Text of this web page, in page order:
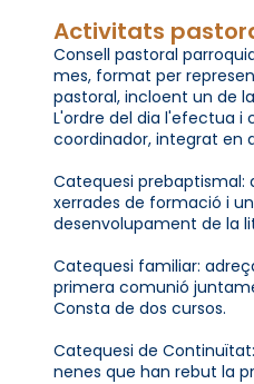
Activitats
Consell pastoral
mes, format per
pastoral, incloent un de
L'ordre del dia l'efectua i
coordinador, integrat en
Catequesi prebaptismal:
xerrades de formació i
desenvolupament de la
Catequesi familiar:
primera comunió
Consta de dos cursos.
Catequesi de
nenes que han rebut la